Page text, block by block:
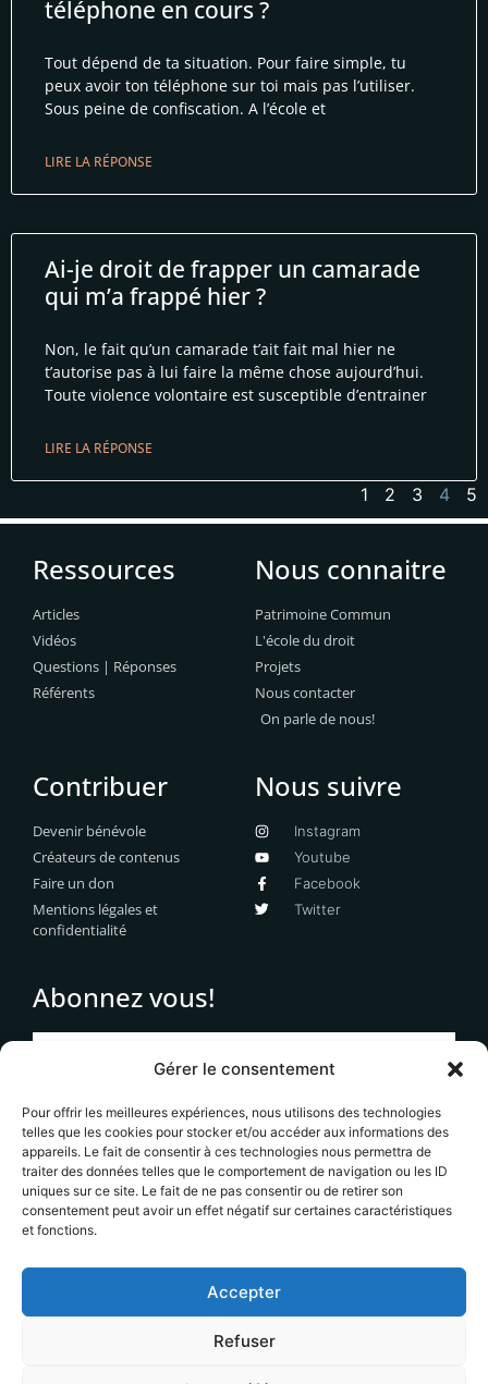
Gérer le consentement
Pour offrir les meilleures expériences, nous utilisons des technologies
telles que les cookies pour stocker et/ou accéder aux informations des
appareils. Le fait de consentir à ces technologies nous permettra de
traiter des données telles que le comportement de navigation ou les ID
uniques sur ce site. Le fait de ne pas consentir ou de retirer son
consentement peut avoir un effet négatif sur certaines caractéristiques
et fonctions.
Accepter
Refuser
téléphone en cours ?
Tout dépend de ta situation. Pour faire simple, tu
peux avoir ton téléphone sur toi mais pas l’utiliser.
Sous peine de confiscation. A l’école et
LIRE LA RÉPONSE
Ai-je droit de frapper un camarade
qui m’a frappé hier ?
Non, le fait qu’un camarade t’ait fait mal hier ne
t’autorise pas à lui faire la même chose aujourd’hui.
Toute violence volontaire est susceptible d’entrainer
LIRE LA RÉPONSE
1 2 3 4 5
Ressources
Articles
Vidéos
Questions | Réponses
Référents
Nous connaitre
Patrimoine Commun
L'école du droit
Projets
Nous contacter
On parle de nous!
Contribuer
Devenir bénévole
Créateurs de contenus
Faire un don
Mentions légales et
confidentialité
Nous suivre
Instagram
Youtube
Facebook
Twitter
Abonnez vous!
S'abonner
Votre adresse email ne sera jamais transmises à des
tiers et vous recevrez uniquement des informations en
lien avec le contenu éditorial du site. Vous pouvez